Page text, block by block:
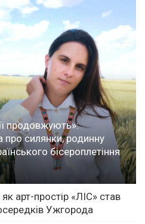
продовжують»:
про силянки, родинну
бісероплетіння
арт-простір «ЛІС» став
Ужгорода